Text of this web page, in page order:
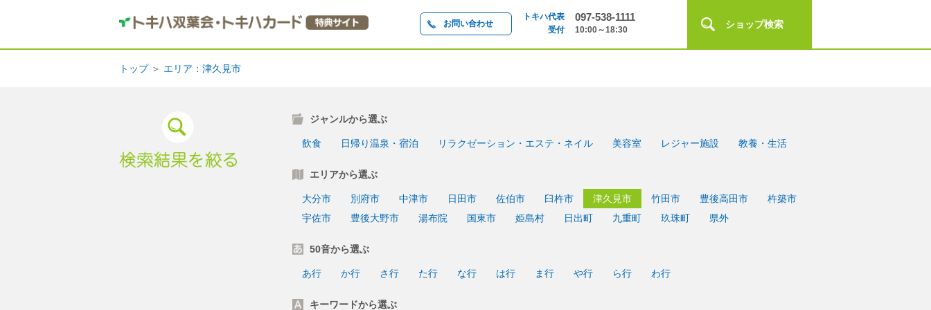
お問い合わせ
トキハ代表 097-538-1111
受付 10:00～18:30 ショップ検索
トップ＞ エリア：津久見市
ジャンルから選ぶ
飲食 日帰り温泉・宿泊 リラクゼーション・エステ・ネイル 美容室 レジャー施設 教養・生活
エリアから選ぶ
大分市 別府市 中津市 日田市 佐伯市 臼杵市 津久見市 竹田市 豊後高田市
杵築市
宇佐市
豊後大野市 湯布院 国東市 姫島村 日出町 九重町 玖珠町 県外
50音から選ぶ
あ行 か行 さ行 た行 な行 は行 ま行 や行 ら行 わ行
キーワードから選ぶ